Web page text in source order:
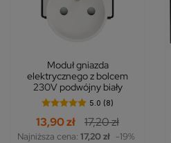
Moduł gniazda
elektrycznego z bolcem
230V podwójny biały
5.0 (8)
13,90 zł 17,20 zł
Najniższa cena: 17,20 zł -19%